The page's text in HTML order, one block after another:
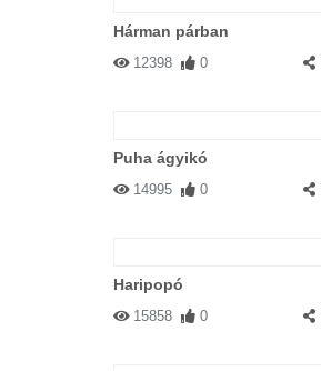
Hárman párban
12398 0
Puha ágyikó
14995 0
Haripopó
15858 0